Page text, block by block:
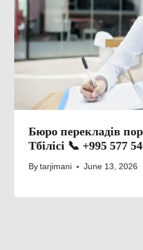
Бюро перекладів
Тбілісі 📞 +995 577
By tarjimani June 13, 2026